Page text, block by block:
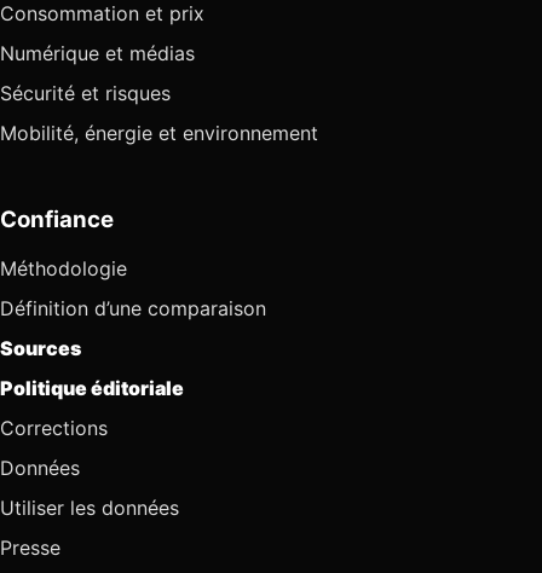
Consommation et prix
Numérique et médias
Sécurité et risques
Mobilité, énergie et environnement
Confiance
Méthodologie
Définition d’une comparaison
Sources
Politique éditoriale
Corrections
Données
Utiliser les données
Presse